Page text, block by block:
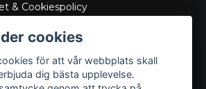
& Cookiespolicy
cookies
för att vår webbplats skall
dig bästa upplevelse.